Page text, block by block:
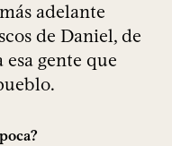
adelante
de Daniel, de
gente que